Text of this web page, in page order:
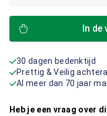
In de
30 dagen bedenktijd
Prettig & Veilig
Al meer dan 70 jaar
Heb je een vraag over